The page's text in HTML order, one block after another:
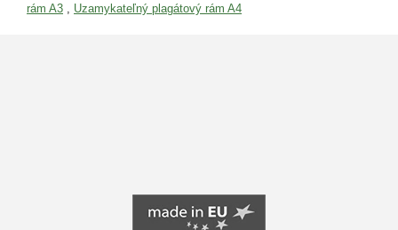
rám A3
Uzamykateľný plagátový rám A4